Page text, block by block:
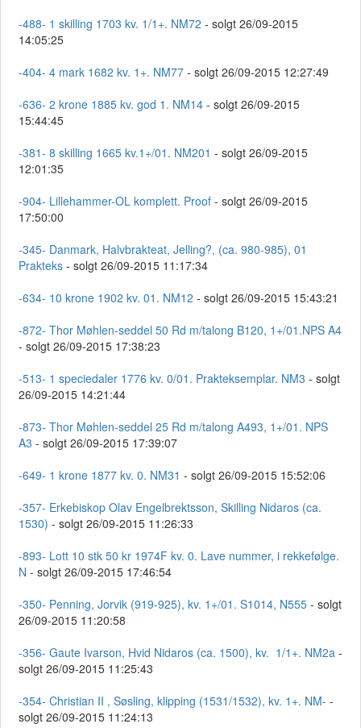
-488- 1 skilling 1703 kv. 1/1+. NM72 - solgt 26/09-2015
14:05:25
-404- 4 mark 1682 kv. 1+. NM77 - solgt 26/09-2015 12:27:49
-636- 2 krone 1885 kv. god 1. NM14 - solgt 26/09-2015
15:44:45
-381- 8 skilling 1665 kv.1+/01. NM201 - solgt 26/09-2015
12:01:35
-904- Lillehammer-OL komplett. Proof - solgt 26/09-2015
17:50:00
-345- Danmark, Halvbrakteat, Jelling?, (ca. 980-985), 01
Prakteks - solgt 26/09-2015 11:17:34
-634- 10 krone 1902 kv. 01. NM12 - solgt 26/09-2015 15:43:21
-872- Thor Møhlen-seddel 50 Rd m/talong B120, 1+/01.NPS A4
- solgt 26/09-2015 17:38:23
-513- 1 speciedaler 1776 kv. 0/01. Prakteksemplar. NM3 - solgt
26/09-2015 14:21:44
-873- Thor Møhlen-seddel 25 Rd m/talong A493, 1+/01. NPS
A3 - solgt 26/09-2015 17:39:07
-649- 1 krone 1877 kv. 0. NM31 - solgt 26/09-2015 15:52:06
-357- Erkebiskop Olav Engelbrektsson, Skilling Nidaros (ca.
1530) - solgt 26/09-2015 11:26:33
-893- Lott 10 stk 50 kr 1974F kv. 0. Lave nummer, i rekkefølge.
N - solgt 26/09-2015 17:46:54
-350- Penning, Jorvik (919-925), kv. 1+/01. S1014, N555 - solgt
26/09-2015 11:20:58
-356- Gaute Ivarson, Hvid Nidaros (ca. 1500), kv. 1/1+. NM2a -
solgt 26/09-2015 11:25:43
-354- Christian II , Søsling, klipping (1531/1532), kv. 1+. NM- -
solgt 26/09-2015 11:24:13